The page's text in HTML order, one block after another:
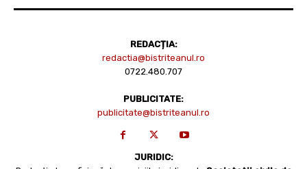
REDACȚIA:
redactia@bistriteanul.ro
0722.480.707
PUBLICITATE:
publicitate@bistriteanul.ro
JURIDIC: